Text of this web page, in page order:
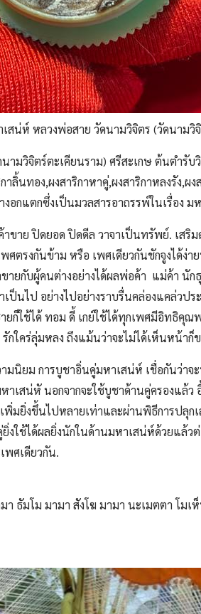
สน่ห์ หลวงพ่อสาย วัดนามวิจิตร (วัดนามวิ
ามวิจิตร์ตะเคียนราม) ศรีสะเกษ ต้นตำ
ทอง,ผงสาริกาหาคู่,ผงสาริกาหลงรัง,ผง
อกแตกซึ่งเป็นมวลสารอาถรรพ์ในเรื่อง
ขาย ปิดยอด ปิดดีล วาจาเป็นทรัพย์. เส
รงกันข้าม หรือ เพศเดียวกันชักจูงได้ง่า
ายกับผู้คนต่างอย่างได้ผลพ่อค้า แม่ค้า นั
ป็นไป อย่างไปอย่างราบรื่นคล่องแคล่ว
ก็ใช้ได้ ทอม ดี้ เกย์ใช้ได้ทุกเพศมีอิทธิคุ
ใคร่ลุ่มหลง ถึงแม้นว่าจะไม่ได้เห็นหน้าก็
นิยม การบูชาอิ่นคู่มหาเสน่ห์ เชื่อกันว่า
สน่หั นอกจากจะใช้บูชาด้านคู่ครองแล้ว
มยิ่งขึ้นไปหลายเท่าและผ่านพิธีการปลุ
ช้ได้ผลยิ่งนักในด้านมหาเสน่ห์ด้วยแล้ว
พศเดียวกัน.
า ธัมโม มามา สังโฆ มามา นะเมตตา โ